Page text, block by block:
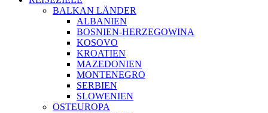
BALKAN LÄNDER
ALBANIEN
BOSNIEN-HERZEGOWINA
KOSOVO
KROATIEN
MAZEDONIEN
MONTENEGRO
SERBIEN
SLOWENIEN
OSTEUROPA